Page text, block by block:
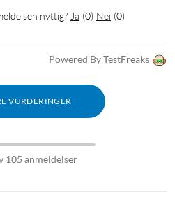
med iOS-, Android- og
nyttig? Ja (0) Nei (0)
Powered By TestFreaks
VURDERINGER
105 anmeldelser